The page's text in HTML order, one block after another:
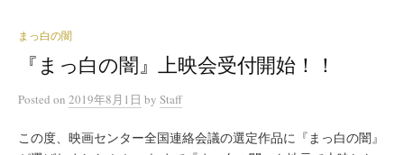
まっ白の闇
『まっ白の闇』上映会受付開始！！
Posted on 2019年8月1日 by Staff
この度、映画センター全国連絡会議の選定作品に『まっ白の闇』